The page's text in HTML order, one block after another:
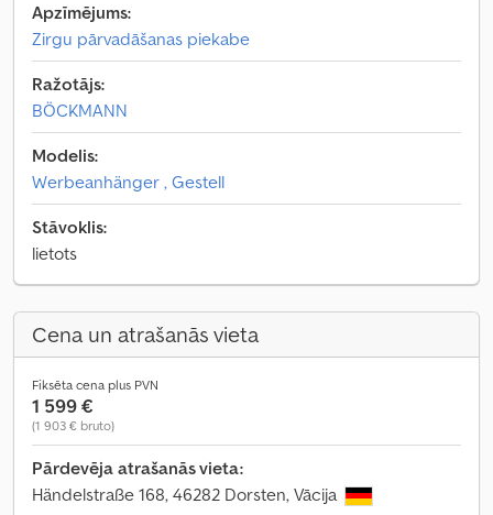
Apzīmējums:
Zirgu pārvadāšanas piekabe
Ražotājs:
BÖCKMANN
Modelis:
Werbeanhänger , Gestell
Stāvoklis:
lietots
Cena un atrašanās vieta
Fiksēta cena plus PVN
1 599 €
(1 903 € bruto)
Pārdevēja atrašanās vieta:
Händelstraße 168, 46282 Dorsten, Vācija